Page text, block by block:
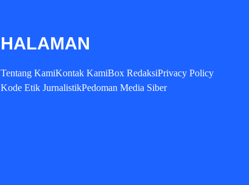
HALAMAN
Tentang KamiKontak KamiBox RedaksiPrivacy Policy
Kode Etik JurnalistikPedoman Media Siber